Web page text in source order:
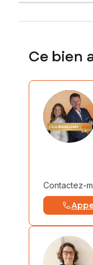
Ce bien
Contactez-